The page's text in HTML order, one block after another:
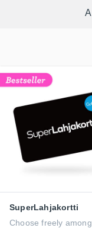
SuperLahjakortti
Choose freely